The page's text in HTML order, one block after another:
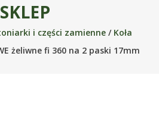
SKLEP
i części zamienne / Koła
żeliwne fi 360 na 2 paski 17mm